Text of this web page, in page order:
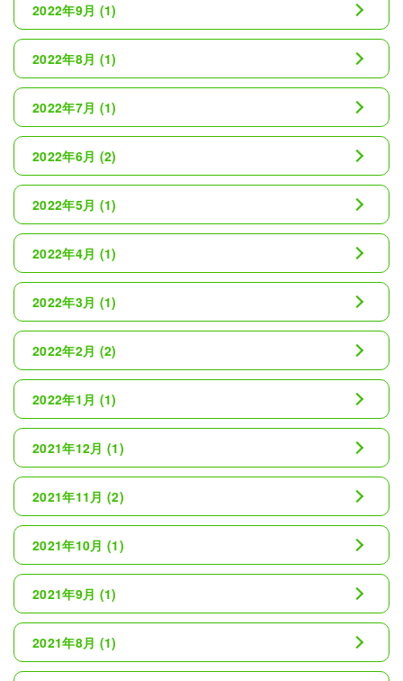
2022年9月 (1)
2022年8月 (1)
2022年7月 (1)
2022年6月 (2)
2022年5月 (1)
2022年4月 (1)
2022年3月 (1)
2022年2月 (2)
2022年1月 (1)
2021年12月 (1)
2021年11月 (2)
2021年10月 (1)
2021年9月 (1)
2021年8月 (1)